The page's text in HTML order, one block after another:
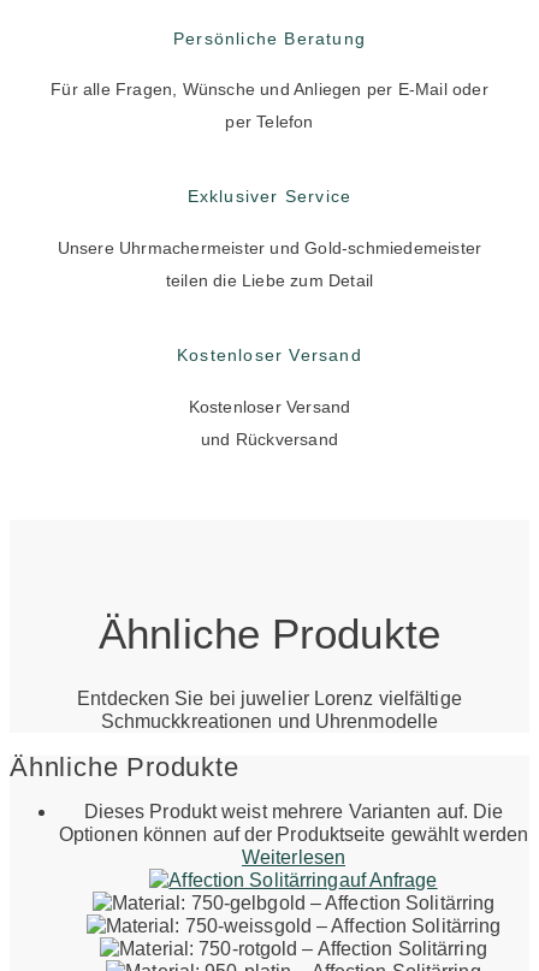
Persönliche Beratung
Für alle Fragen, Wünsche und Anliegen per E-Mail oder
per Telefon
Exklusiver Service
Unsere Uhrmachermeister und Gold-schmiedemeister
teilen die Liebe zum Detail
Kostenloser Versand
Kostenloser Versand
und Rückversand
Ähnliche Produkte
Entdecken Sie bei juwelier Lorenz vielfältige
Schmuckkreationen und Uhrenmodelle
Ähnliche Produkte
Dieses Produkt weist mehrere Varianten auf. Die
Optionen können auf der Produktseite gewählt werden
Weiterlesen
auf Anfrage